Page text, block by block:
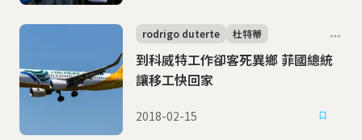
到科威特工作卻客死異鄉 菲國總統
讓移工快回家
rodrigo duterte 杜特蒂
2018-02-15